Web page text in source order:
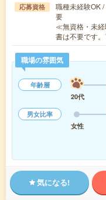
応募資格
職種未経験OK
要
≪無資格・未
書は不要です
職場の雰囲気
年齢層
20代
男女比率
女性
気になる!